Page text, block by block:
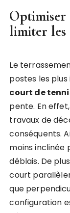
Optimiser
limiter les
Le
postes les
court de
pente. En
travaux de
conséquents.
moins inclinée
déblais. De
court
que
configuration